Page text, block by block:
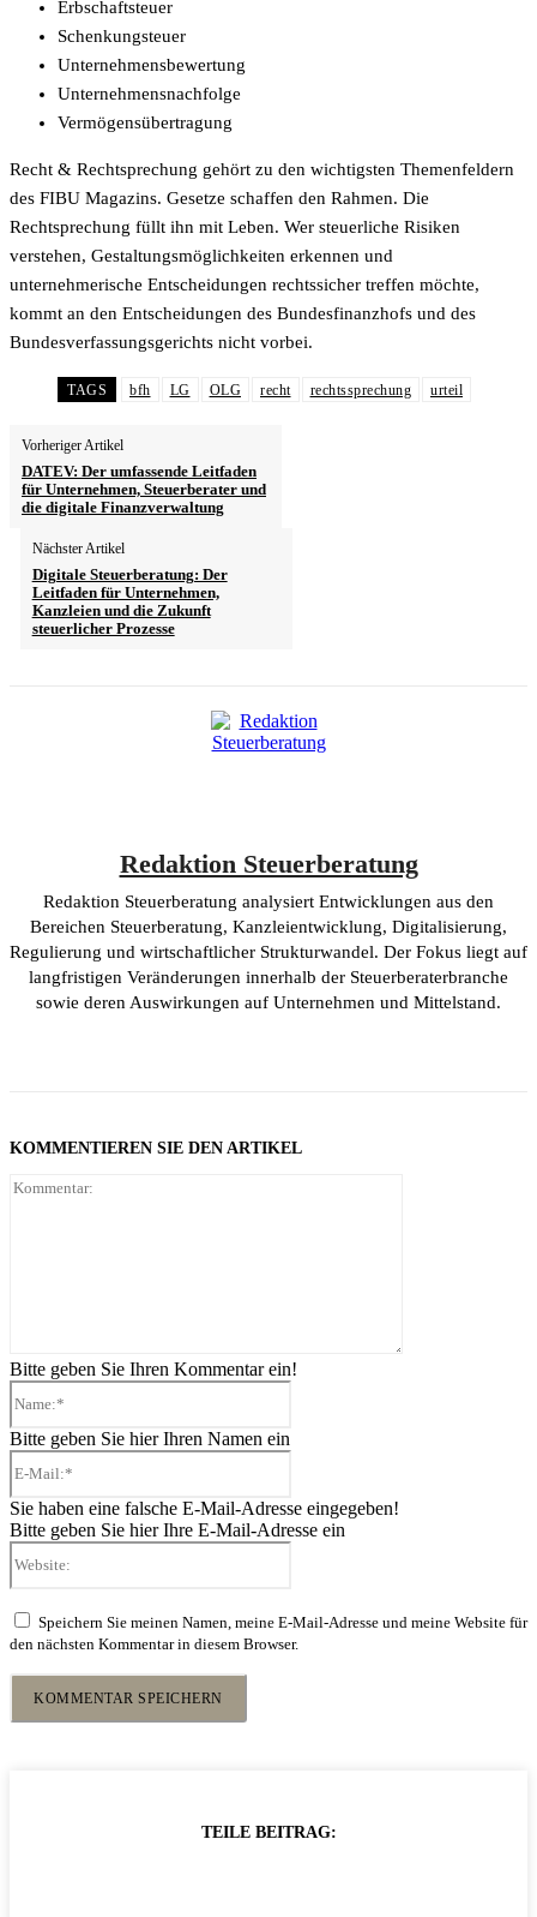
Erbschaftsteuer
Schenkungsteuer
Unternehmensbewertung
Unternehmensnachfolge
Vermögensübertragung
Recht & Rechtsprechung gehört zu den wichtigsten Themenfeldern
des FIBU Magazins. Gesetze schaffen den Rahmen. Die
Rechtsprechung füllt ihn mit Leben. Wer steuerliche Risiken
verstehen, Gestaltungsmöglichkeiten erkennen und
unternehmerische Entscheidungen rechtssicher treffen möchte,
kommt an den Entscheidungen des Bundesfinanzhofs und des
Bundesverfassungsgerichts nicht vorbei.
TAGS bfh LG OLG recht rechtssprechung urteil
Vorheriger Artikel
DATEV: Der umfassende Leitfaden
für Unternehmen, Steuerberater und
die digitale Finanzverwaltung
Nächster Artikel
Digitale Steuerberatung: Der
Leitfaden für Unternehmen,
Kanzleien und die Zukunft
steuerlicher Prozesse
Redaktion Steuerberatung
Redaktion Steuerberatung analysiert Entwicklungen aus den
Bereichen Steuerberatung, Kanzleientwicklung, Digitalisierung,
Regulierung und wirtschaftlicher Strukturwandel. Der Fokus liegt auf
langfristigen Veränderungen innerhalb der Steuerberaterbranche
sowie deren Auswirkungen auf Unternehmen und Mittelstand.
KOMMENTIEREN SIE DEN ARTIKEL
Bitte geben Sie Ihren Kommentar ein!
Bitte geben Sie hier Ihren Namen ein
Sie haben eine falsche E-Mail-Adresse eingegeben!
Bitte geben Sie hier Ihre E-Mail-Adresse ein
Speichern Sie meinen Namen, meine E-Mail-Adresse und meine Website für
den nächsten Kommentar in diesem Browser.
TEILE BEITRAG: